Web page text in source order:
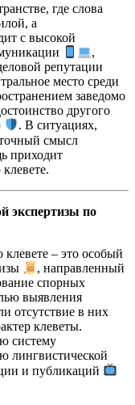
где слова
а
с высокой
,
репутации
место среди
заведомо
другого
. В ситуациях,
смысл
приходит
экспертизы по
клевете – это особый
, направленный
спорных
выявления
отсутствие в них
клеветы.
систему
лингвистической
и публикаций